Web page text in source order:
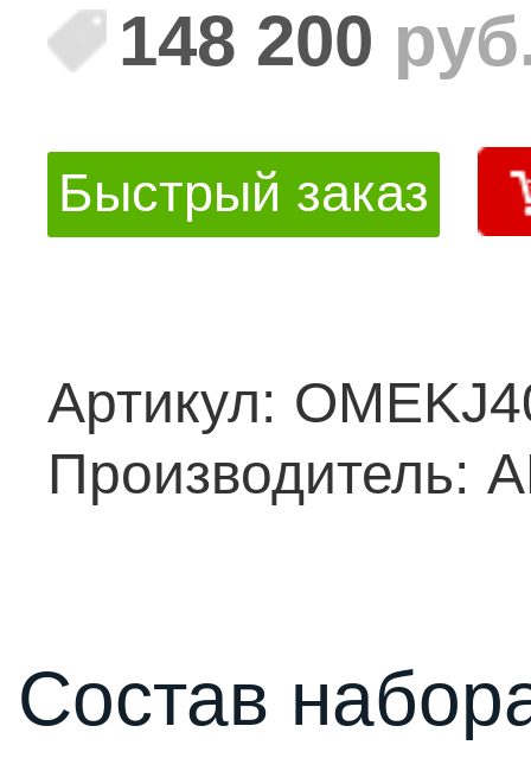
148 200
Быстрый заказ
Артикул:
Производитель:
Состав